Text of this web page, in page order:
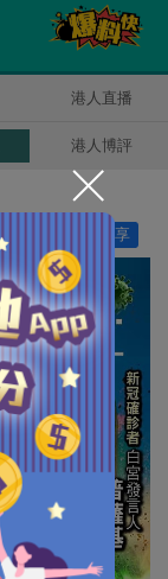
港人直播
港人博評
分享
讚好